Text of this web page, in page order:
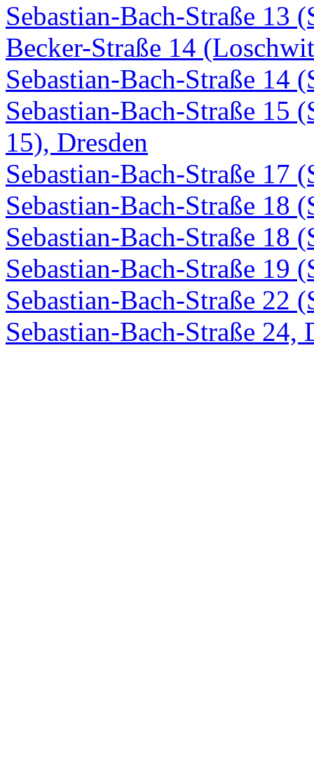
Sebastian-Bach-Straße 13
Becker-Straße 14
Sebastian-Bach-Straße 14
Sebastian-Bach-Straße 15
15), Dresden
Sebastian-Bach-Straße 17
Sebastian-Bach-Straße 18
Sebastian-Bach-Straße 18
Sebastian-Bach-Straße 19
Sebastian-Bach-Straße 22
Sebastian-Bach-Straße 24,